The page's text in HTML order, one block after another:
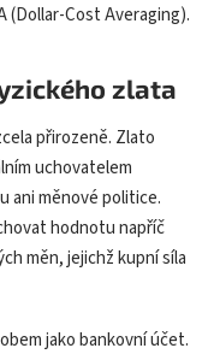
(Dollar-Cost Averaging).
zlata
přirozeně. Zlato
uchovatelem
ani měnové politice.
hodnotu napříč
měn, jejichž kupní síla
jako bankovní účet.